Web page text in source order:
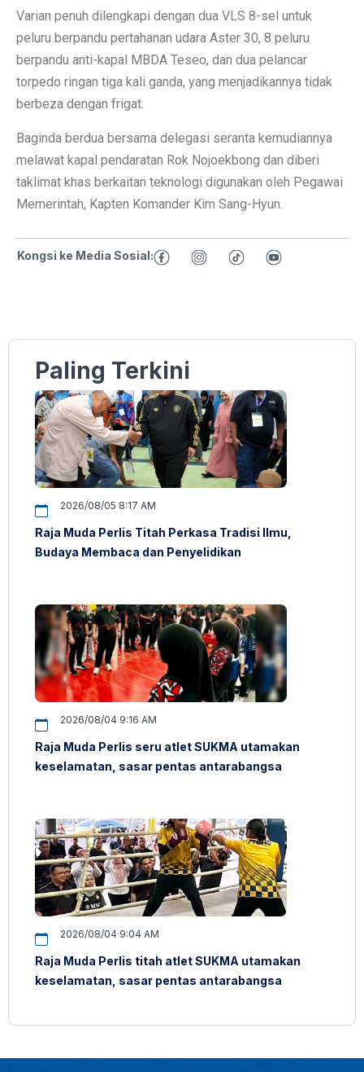
Varian penuh dilengkapi dengan dua VLS 8-sel untuk
peluru berpandu pertahanan udara Aster 30, 8 peluru
berpandu anti-kapal MBDA Teseo, dan dua pelancar
torpedo ringan tiga kali ganda, yang menjadikannya tidak
berbeza dengan frigat.
Baginda berdua bersama delegasi seranta kemudiannya
melawat kapal pendaratan Rok Nojoekbong dan diberi
taklimat khas berkaitan teknologi digunakan oleh Pegawai
Memerintah, Kapten Komander Kim Sang-Hyun.
Kongsi ke Media Sosial:
Paling Terkini
2026/08/05 8:17 AM
Raja Muda Perlis Titah Perkasa Tradisi Ilmu,
Budaya Membaca dan Penyelidikan
2026/08/04 9:16 AM
Raja Muda Perlis seru atlet SUKMA utamakan
keselamatan, sasar pentas antarabangsa
2026/08/04 9:04 AM
Raja Muda Perlis titah atlet SUKMA utamakan
keselamatan, sasar pentas antarabangsa